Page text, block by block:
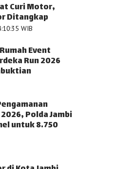
Curi Motor,
Ditangkap
WIB
Event
Run 2026
Polda Jambi
untuk 8.750